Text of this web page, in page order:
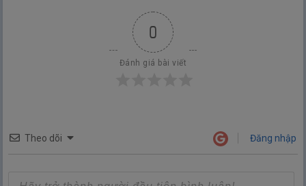
0
Đánh giá bài viết
Theo dõi Đăng nhập